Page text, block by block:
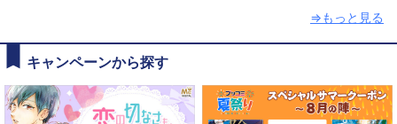
⇒もっと見る
キャンペーンから探す